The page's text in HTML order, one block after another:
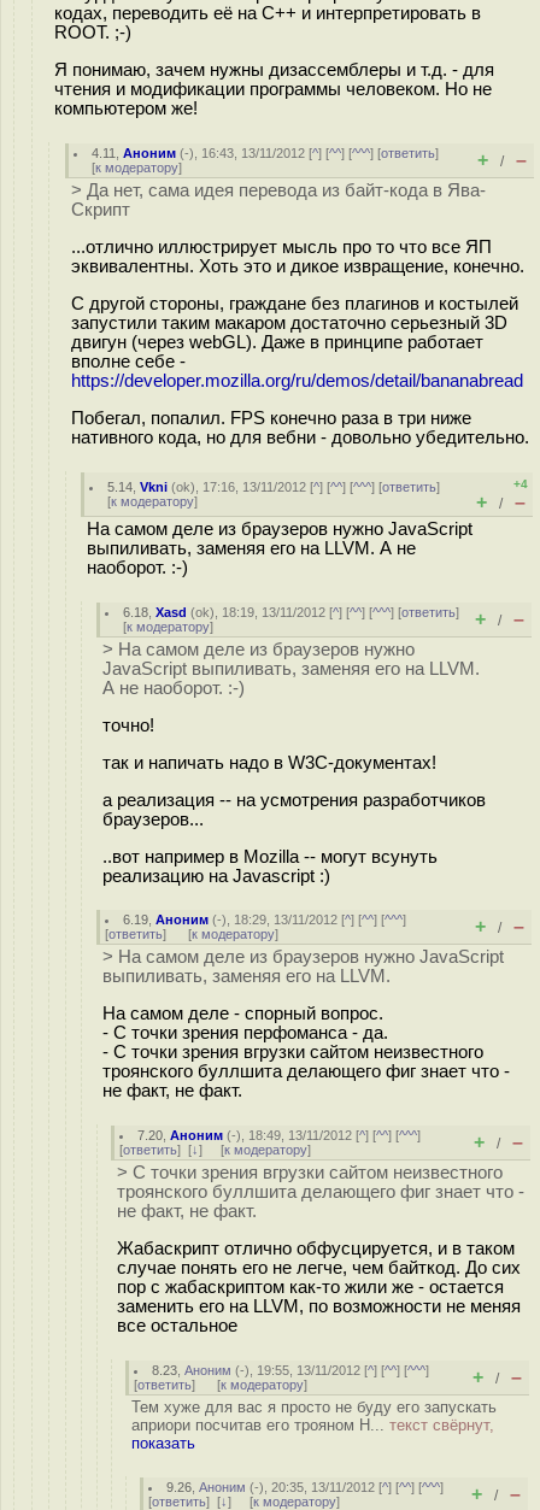
кодах, переводить её на C++ и интерпретировать в
ROOT. ;-)
Я понимаю, зачем нужны дизассемблеры и т.д. - для
чтения и модификации программы человеком. Но не
компьютером же!
4.11 ,Аноним (-), 16:43, 13/11/2012 [^] [^^] [^^^] [ответить]
[к модератору] + / –
> Да нет, сама идея перевода из байт-кода в Ява-
Скрипт
...отлично иллюстрирует мысль про то что все ЯП
эквивалентны. Хоть это и дикое извращение, конечно.
С другой стороны, граждане без плагинов и костылей
запустили таким макаром достаточно серьезный 3D
двигун (через webGL). Даже в принципе работает
вполне себе -
https://developer.mozilla.org/ru/demos/detail/bananabread
Побегал, попалил. FPS конечно раза в три ниже
нативного кода, но для вебни - довольно убедительно.
5.14 ,Vkni (ok), 17:16, 13/11/2012 [^] [^^] [^^^] [ответить]
[к модератору]
+4
+ / –
На самом деле из браузеров нужно JavaScript
выпиливать, заменяя его на LLVM. А не
наоборот. :-)
6.18 ,Xasd (ok), 18:19, 13/11/2012 [^] [^^] [^^^] [ответить]
[к модератору] + / –
> На самом деле из браузеров нужно
JavaScript выпиливать, заменяя его на LLVM.
А не наоборот. :-)
точно!
так и напичать надо в W3C-документах!
а реализация -- на усмотрения разработчиков
браузеров...
..вот например в Mozilla -- могут всунуть
реализацию на Javascript :)
6.19 ,Аноним (-), 18:29, 13/11/2012 [^] [^^] [^^^]
[ответить] [к модератору] + / –
> На самом деле из браузеров нужно JavaScript
выпиливать, заменяя его на LLVM.
На самом деле - спорный вопрос.
- С точки зрения перфоманса - да.
- С точки зрения вгрузки сайтом неизвестного
троянского буллшита делающего фиг знает что -
не факт, не факт.
7.20 ,Аноним (-), 18:49, 13/11/2012 [^] [^^] [^^^]
[ответить] [↓] [к модератору] + / –
> С точки зрения вгрузки сайтом неизвестного
троянского буллшита делающего фиг знает что -
не факт, не факт.
Жабаскрипт отлично обфусцируется, и в таком
случае понять его не легче, чем байткод. До сих
пор с жабаскриптом как-то жили же - остается
заменить его на LLVM, по возможности не меняя
все остальное
8.23 ,Аноним (-), 19:55, 13/11/2012 [^] [^^] [^^^]
[ответить] [к модератору] + / –
Тем хуже для вас я просто не буду его запускать
априори посчитав его трояном Н... текст свёрнут,
показать
9.26 ,Аноним (-), 20:35, 13/11/2012 [^] [^^] [^^^]
[ответить] [↓] [к модератору] + / –